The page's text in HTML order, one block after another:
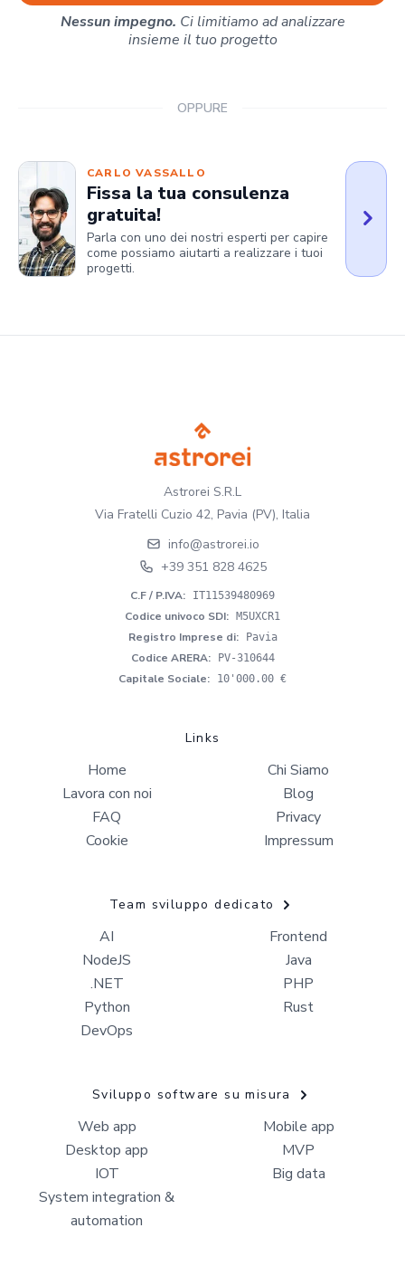
Nessun impegno. Ci limitiamo ad analizzare
insieme il tuo progetto
OPPURE
CARLO VASSALLO
Fissa la tua consulenza
gratuita!
Parla con uno dei nostri esperti per capire
come possiamo aiutarti a realizzare i tuoi
progetti.
Astrorei S.R.L
Via Fratelli Cuzio 42, Pavia (PV), Italia
info@astrorei.io
+39 351 828 4625
C.F / P.IVA: IT11539480969
Codice univoco SDI: M5UXCR1
Registro Imprese di: Pavia
Codice ARERA: PV-310644
Capitale Sociale: 10'000.00 €
Links
Home
Chi Siamo
Lavora con noi
Blog
FAQ
Privacy
Cookie
Impressum
Team sviluppo dedicato
AI
Frontend
NodeJS
Java
.NET
PHP
Python
Rust
DevOps
Sviluppo software su misura
Web app
Mobile app
Desktop app
MVP
IOT
Big data
System integration &
automation